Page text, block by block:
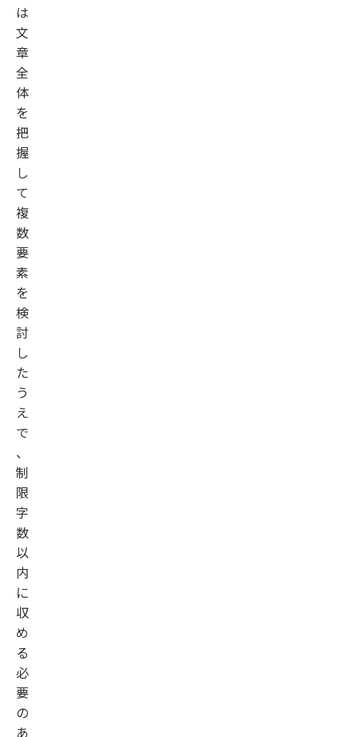
は
文
章
全
体
を
把
握
し
て
複
数
要
素
を
検
討
し
た
う
え
で
、
制
限
字
数
以
内
に
収
め
る
必
要
の
あ